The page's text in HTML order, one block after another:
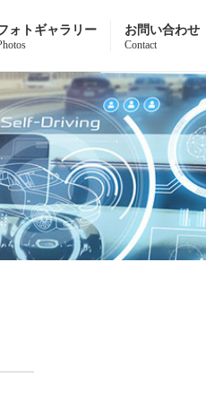
ォトギャラリー お問い合わせ
Contact